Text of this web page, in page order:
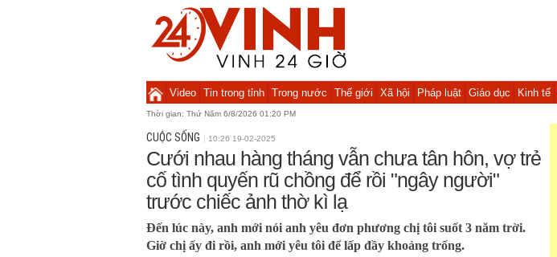
Video Tin trong tỉnh Trong nước Thế giới Xã hội Pháp luật Giáo dục Kinh tế
Thời gian: Thứ Năm 6/8/2026 01:20 PM
CUỘC SỐNG 10:26 19-02-2025
Cưới nhau hàng tháng vẫn chưa tân hôn, vợ trẻ
cố tình quyến rũ chồng để rồi "ngây người"
trước chiếc ảnh thờ kì lạ
Đến lúc này, anh mới nói anh yêu đơn phương chị tôi suốt 3 năm trời.
Giờ chị ấy đi rồi, anh mới yêu tôi để lấp đầy khoảng trống.